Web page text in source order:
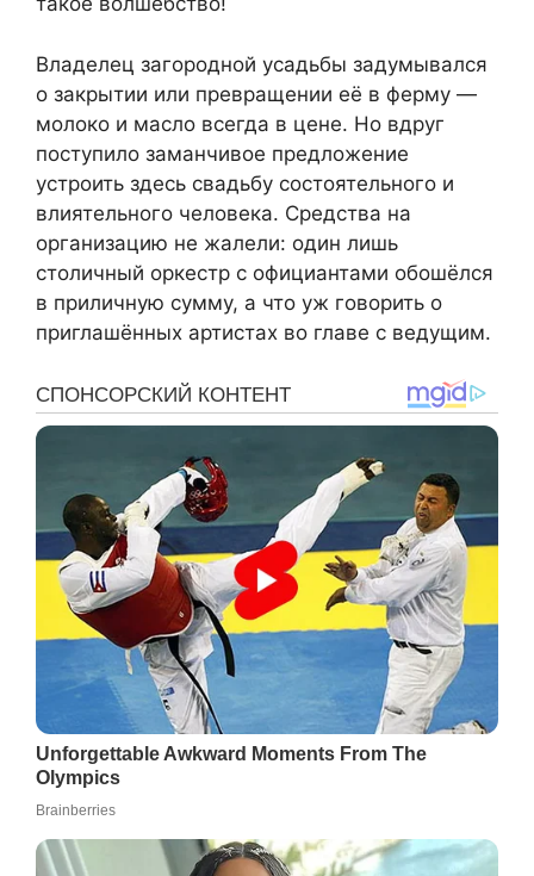
Владелец загородной усадьбы задумывался
о закрытии или превращении её в ферму —
молоко и масло всегда в цене. Но вдруг
поступило заманчивое предложение
устроить здесь свадьбу состоятельного и
влиятельного человека. Средства на
организацию не жалели: один лишь
столичный оркестр с официантами обошёлся
в приличную сумму, а что уж говорить о
приглашённых артистах во главе с ведущим.